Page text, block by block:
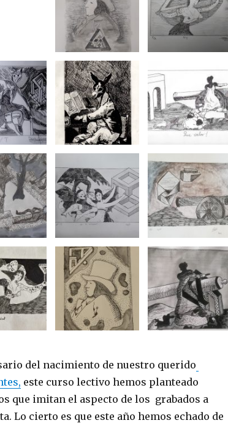
del nacimiento de nuestro querido
este curso lectivo hemos planteado
que imitan el aspecto de los grabados a
Lo cierto es que este año hemos echado de